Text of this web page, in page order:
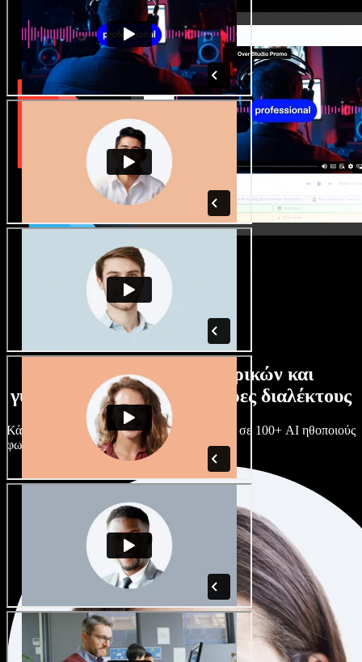
Τεράστια συλλογή ανδρικών και
γυναικείων φωνών με άπειρες διαλέκτους
Κάθε έργο είναι μοναδικό. Διάλεξε ανάμεσα σε 100+ AI ηθοποιούς
φωνής & διαλέκτους και κάν’ τους όπως θες.